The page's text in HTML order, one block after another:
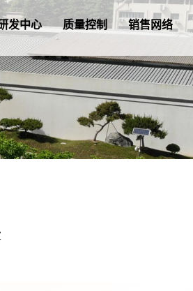
发中心 质量控制 销售网络